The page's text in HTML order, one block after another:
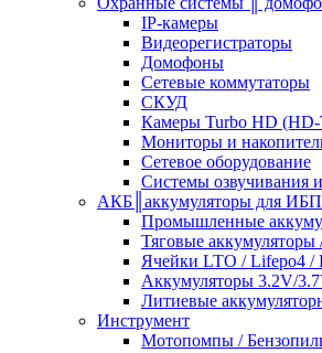
IP-камеры
Видеорегистраторы
Домофоны
Сетевые коммутаторы
СКУД
Камеры Turbo HD
Мониторы и
Сетевое оборудование
Системы озвучивания
АКБ║аккумуляторы для
Промышленные
Тяговые
Ячейки LTO / Lifepo4 /
Аккумуляторы 3.2V/
Литиевые
Инструмент
Мотопомпы /